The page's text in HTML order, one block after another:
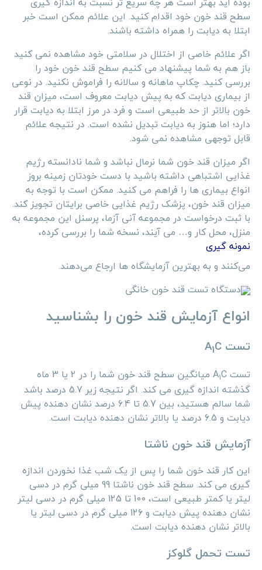
سطح قند خون خود اقدام کنید. این علائم ممکن است خبر
ابتلا به دیابت را همراه داشته باشند.
اگر علائم خاصی از اختلال در سلامتی خود مشاهده نمی کنید
باز هم به شما پیشنهاد می کنیم سطح قند خون خود را
بررسی کنید. چکاپ ماهانه و سالانه را فراموش نکنید. در نوعی
از بیماری دیابت که به پیش دیابت معروف است، میزان قند
خون بالاتر از حد طبیعی است و فرد در مرز ابتلا به دیابت قرار
دارد؛ اما هنوز به دیابت تبدیل نشده است. در نتیجه علائم
قابل توجهی مشاهده نمی شود.
اگر میزان قند خون شما نرمال نباشد و شما نادانسته رژیم
غذایی اشتباهی داشته باشید با دست خودتان زمینه بروز
انواع بیماری ها را فراهم می کنید. ممکن است با توجه به
میزان قند خون، پزشک رژیم غذایی خاصی برایتان تجویز کند.
با ثبت درخواست در مجموعه آنی آزما، پرسنل این مجموعه به
منزل، محل کار و… می آیند، نسخه شما را بررسی کرده،
نمونه گیری
می‌کنند و به بهترین آزمایشگاه ها ارجاع می‌دهند.
دستگاه تست قند خون خانگی
انواع آزمایش قند خون را بشناسید
تست A 1C
تست A 1
C میانگین سطح قند خون شما را در 2 یا 3 ماه
گذشته اندازه گیری می کند. اگر نتیجه زیر 5.7 درصد باشد
شما سالم هستید، بین 5.7 تا 6.4 درصد نشان دهنده پیش
دیابت و 6.5 درصد یا بالاتر نشان دهنده دیابت است.
آزمایش قند خون ناشتا
این کار قند خون شما را پس از یک شب غذا نخوردن اندازه
گیری می کند. سطح قند خون ناشتا 99 میلی گرم در دسی
لیتر یا کمتر طبیعی است، 100 تا 125 میلی گرم در دسی لیتر
نشان دهنده پیش دیابت و 126 میلی گرم در دسی لیتر یا
بالاتر نشان دهنده دیابت است.
تست تحمل گلوکز